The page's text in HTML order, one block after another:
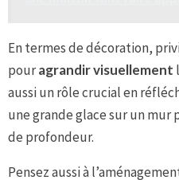
En termes de décoration,
pouragrandir visuellement
aussi un rôle crucial en
une grande glace sur un mur
de profondeur.
Pensez aussi à